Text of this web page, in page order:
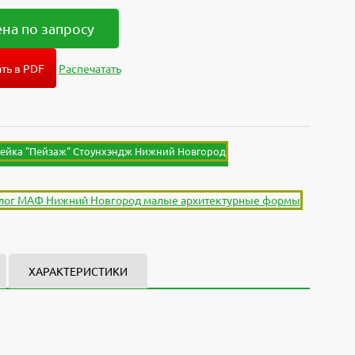
по запросу
в PDF Распечатать
ХАРАКТЕРИСТИКИ